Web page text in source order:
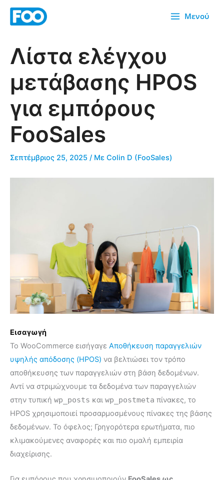
Μετάβαση
Μενού
Λίστα ελέγχου
μετάβασης HPOS
για εμπόρους
FooSales
Σεπτέμβριος 25, 2025 / Με Colin D (FooSales)
Εισαγωγή
Το WooCommerce εισήγαγε Αποθήκευση παραγγελιών
υψηλής απόδοσης (HPOS) να βελτιώσει τον τρόπο
αποθήκευσης των παραγγελιών στη βάση δεδομένων.
Αντί να στριμώχνουμε τα δεδομένα των παραγγελιών
στην τυπική wp_posts και wp_postmeta πίνακες, το
HPOS χρησιμοποιεί προσαρμοσμένους πίνακες της βάσης
δεδομένων. Το όφελος; Γρηγορότερα ερωτήματα, πιο
κλιμακούμενες αναφορές και πιο ομαλή εμπειρία
διαχείρισης.